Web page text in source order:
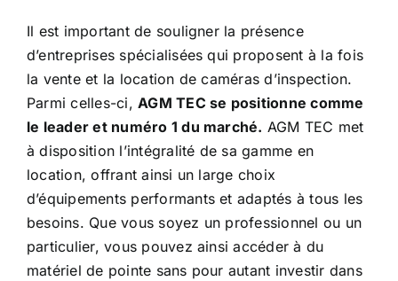
Il est important de souligner la présence
d’entreprises spécialisées qui proposent à la fois
la vente et la location de caméras d’inspection.
Parmi celles-ci,AGM TEC se positionne comme
le leader et numéro 1 du marché. AGM TEC met
à disposition l’intégralité de sa gamme en
location, offrant ainsi un large choix
d’équipements performants et adaptés à tous les
besoins. Que vous soyez un professionnel ou un
particulier, vous pouvez ainsi accéder à du
matériel de pointe sans pour autant investir dans